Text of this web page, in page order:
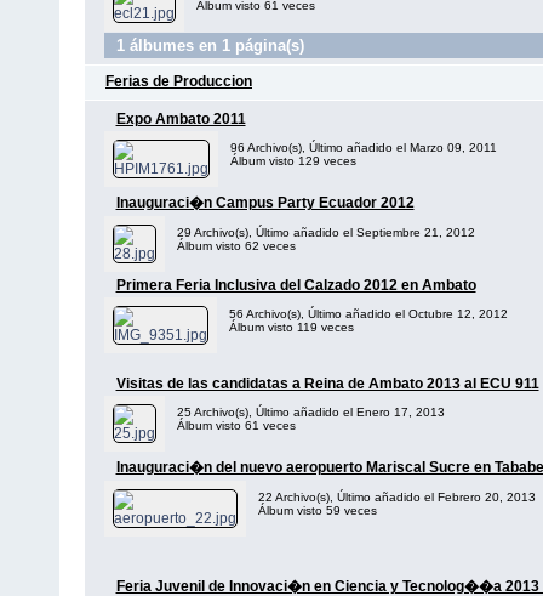
Álbum visto 61 veces
1 álbumes en 1 página(s)
Ferias de Produccion
Expo Ambato 2011
96 Archivo(s), Último añadido el Marzo 09, 2011
Álbum visto 129 veces
Inauguraci�n Campus Party Ecuador 2012
29 Archivo(s), Último añadido el Septiembre 21, 2012
Álbum visto 62 veces
Primera Feria Inclusiva del Calzado 2012 en Ambato
56 Archivo(s), Último añadido el Octubre 12, 2012
Álbum visto 119 veces
Visitas de las candidatas a Reina de Ambato 2013 al ECU 911
25 Archivo(s), Último añadido el Enero 17, 2013
Álbum visto 61 veces
Inauguraci�n del nuevo aeropuerto Mariscal Sucre en
22 Archivo(s), Último añadido el Febrero 20, 2013
Álbum visto 59 veces
Feria Juvenil de Innovaci�n en Ciencia y Tecnolog��a 2013